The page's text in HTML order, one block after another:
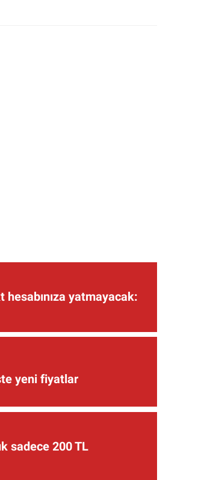
hesabınıza yatmayacak:
yeni fiyatlar
sadece 200 TL